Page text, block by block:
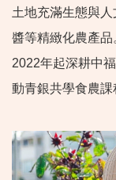
土地充滿生態與
醬等精緻化農產
2022年起深耕中
動青銀共學食農課